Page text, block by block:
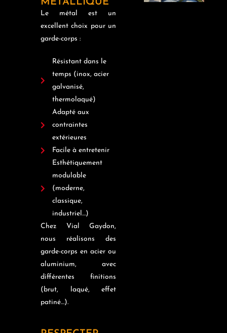
MÉTALLIQUE
Le métal est un
excellent choix pour un
garde-corps :
Résistant dans le
temps (inox, acier
galvanisé,
thermolaqué)
Adapté aux
contraintes
extérieures
Facile à entretenir
Esthétiquement
modulable
(moderne,
classique,
industriel…)
Chez Vial Gaydon,
nous réalisons des
garde-corps en acier ou
aluminium, avec
différentes finitions
(brut, laqué, effet
patiné…).